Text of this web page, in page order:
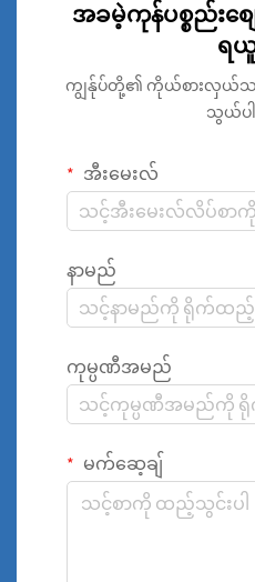
အခမဲ့ကုန်ပစ္စည်း
ရယူ
ကျွန်ုပ်တို့၏ ကိုယ်စားလှယ်
သွယ်ပ
အီးမေးလ်
နာမည်
ကုမ္ပဏီအမည်
မက်ဆေ့ချ်